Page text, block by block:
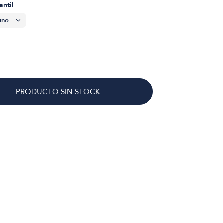
PRODUCTO SIN STOCK